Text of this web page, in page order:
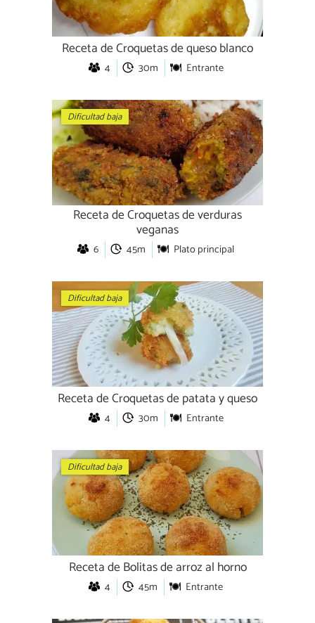
Receta de Croquetas de queso blanco
4 30m Entrante
Dificultad baja
Receta de Croquetas de verduras
veganas
6 45m Plato principal
Dificultad baja
Receta de Croquetas de patata y queso
4 30m Entrante
Dificultad baja
Receta de Bolitas de arroz al horno
4 45m Entrante